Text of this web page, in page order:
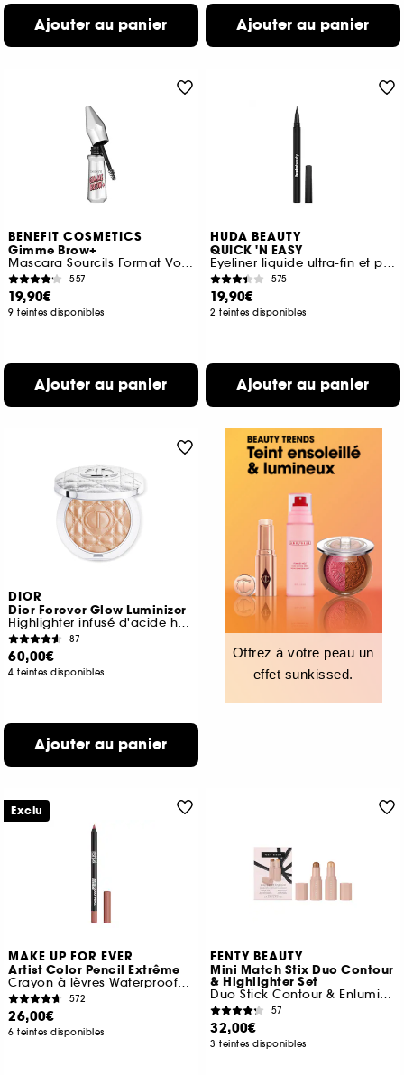
Ajouter au panier Ajouter au panier
BENEFIT COSMETICS
Gimme Brow+
Mascara Sourcils Format Voyage
557
19,90€
9 teintes disponibles
Ajouter au panier
HUDA BEAUTY
QUICK 'N EASY
Eyeliner liquide ultra-fin et précis
575
19,90€
2 teintes disponibles
Ajouter au panier
DIOR
Dior Forever Glow Luminizer
Highlighter infusé d'acide hyaluronique
87
60,00€
4 teintes disponibles
Ajouter au panier
Offrez à votre peau un
effet sunkissed.
MAKE UP FOR EVER
Artist Color Pencil Extrême
Crayon à lèvres Waterproof Couleur Intense
572
26,00€
6 teintes disponibles
Exclu
FENTY BEAUTY
Mini Match Stix Duo Contour
& Highlighter Set
Duo Stick Contour & Enlumineur
57
32,00€
3 teintes disponibles